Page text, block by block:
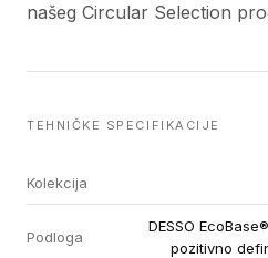
našeg Circular Selection
TEHNIČKE SPECIFIKACIJE
Kolekcija
Podloga
DESSO
pozitivno